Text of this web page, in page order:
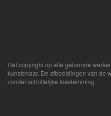
Het copyright op alle getoonde
kunstenaar. De afbeeldingen van de
zonder schriftelijke toestemming.